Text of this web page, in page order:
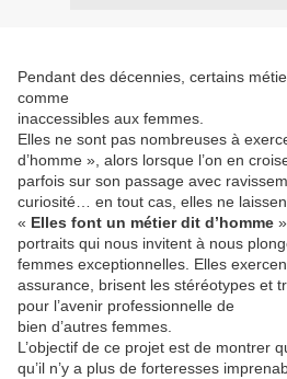
Pendant des décennies, certains
comme
inaccessibles aux femmes.
Elles ne sont pas nombreuses à
d’homme », alors lorsque l’on en
parfois sur son passage avec
curiosité… en tout cas, elles ne
« Elles font un métier dit d’homme
portraits qui nous invitent à nous
femmes exceptionnelles. Elles
assurance, brisent les stéréotypes et
pour l’avenir professionnelle de
bien d’autres femmes.
L’objectif de ce projet est de montrer
qu’il n’y a plus de forteresses